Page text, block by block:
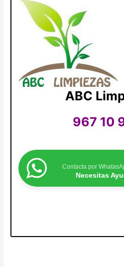
ABC
967 10
Contacta por
Necesitas